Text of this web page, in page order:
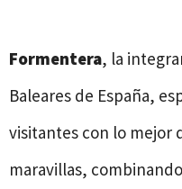
Formentera, la
Baleares de España,
visitantes con lo mejor
maravillas,